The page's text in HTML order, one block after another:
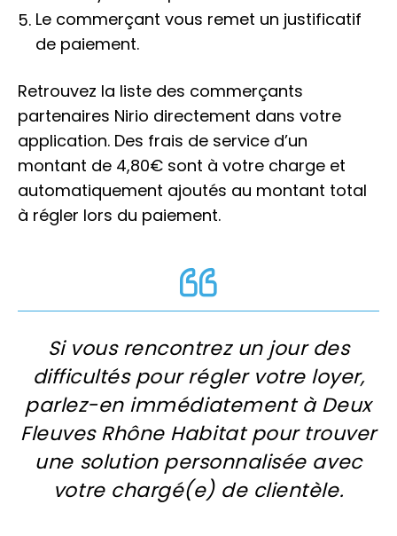
Le commerçant vous remet un justificatif
de paiement.
Retrouvez la liste des commerçants
partenaires Nirio directement dans votre
application. Des frais de service d’un
montant de 4,80€ sont à votre charge et
automatiquement ajoutés au montant total
à régler lors du paiement.
Si vous rencontrez un jour des
difficultés pour régler votre loyer,
parlez-en immédiatement à Deux
Fleuves Rhône Habitat pour trouver
une solution personnalisée avec
votre chargé(e) de clientèle.